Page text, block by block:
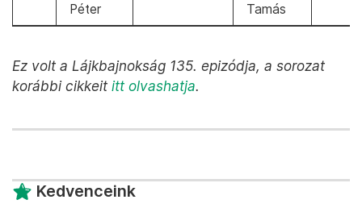
Péter
Tamás
Ez volt a Lájkbajnokság 135. epizódja, a sorozat
korábbi cikkeit itt olvashatja.
Kedvenceink